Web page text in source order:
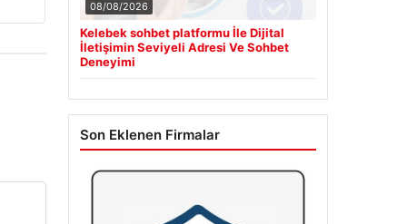
08/08/2026
Kelebek sohbet platformu İle Dijital
İletişimin Seviyeli Adresi Ve Sohbet
Deneyimi
Son Eklenen Firmalar